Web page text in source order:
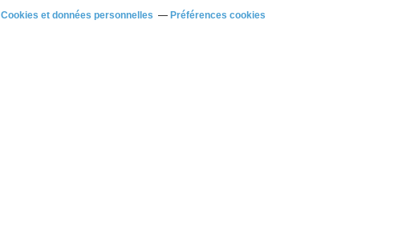
Cookies et données personnelles Préférences cookies